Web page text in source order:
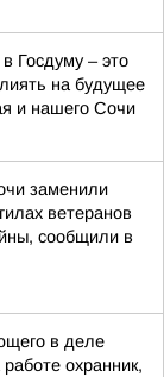
Госдуму – это
на будущее
и нашего Сочи
заменили
ветеранов
сообщили в
в деле
охранник,